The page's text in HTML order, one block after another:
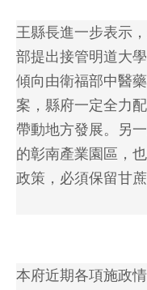
王縣長進一步表示
部提出接管明道大
傾向由衛福部中醫
案，縣府一定全力
帶動地方發展。另
的彰南產業園區，
政策，必須保留甘
本府近期各項施政